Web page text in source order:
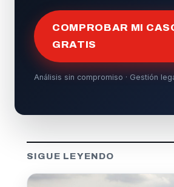
COMPROBAR MI
GRATIS
Análisis sin compromiso · Gestión
SIGUE LEYENDO